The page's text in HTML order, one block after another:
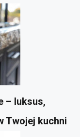
– luksus,
Twojej kuchni